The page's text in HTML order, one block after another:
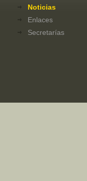
Noticias
Enlaces
Secretarías